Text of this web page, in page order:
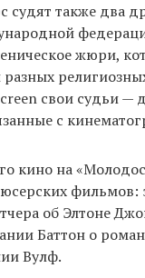
судят также два
жюри,
разных
свои судьи —
с
кино на
фильмов:
об Элтоне
Баттон о
Вулф.